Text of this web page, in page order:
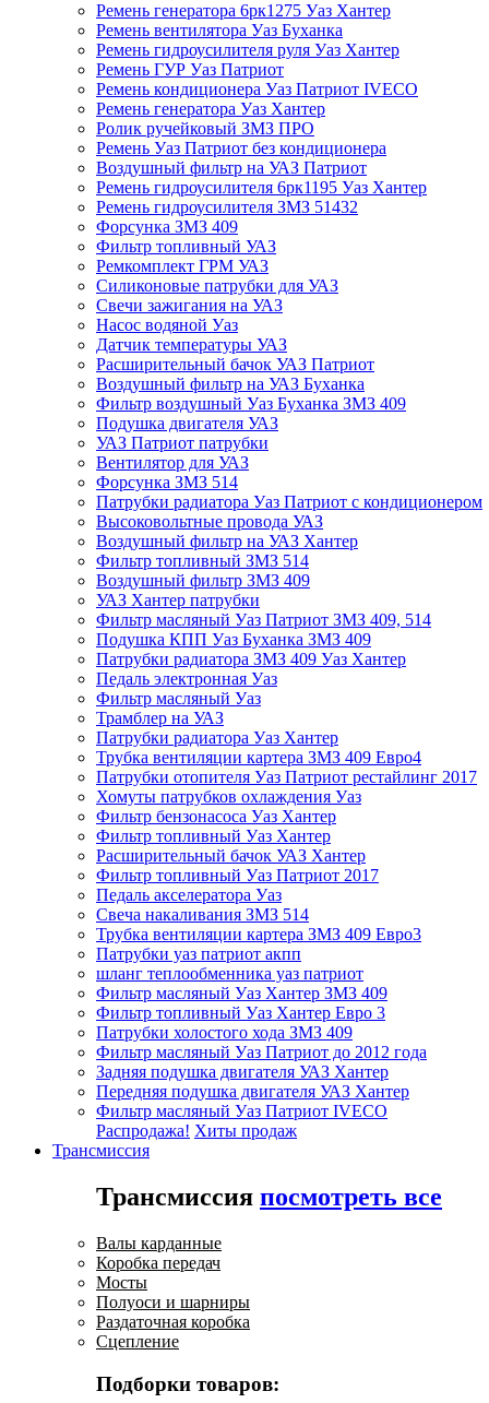
Ремень генератора 6рк1275 Уаз Хантер
Ремень вентилятора Уаз Буханка
Ремень гидроусилителя руля Уаз Хантер
Ремень ГУР Уаз Патриот
Ремень кондиционера Уаз Патриот IVECO
Ремень генератора Уаз Хантер
Ролик ручейковый ЗМЗ ПРО
Ремень Уаз Патриот без кондиционера
Воздушный фильтр на УАЗ Патриот
Ремень гидроусилителя 6рк1195 Уаз Хантер
Ремень гидроусилителя ЗМЗ 51432
Форсунка ЗМЗ 409
Фильтр топливный УАЗ
Ремкомплект ГРМ УАЗ
Силиконовые патрубки для УАЗ
Свечи зажигания на УАЗ
Насос водяной Уаз
Датчик температуры УАЗ
Расширительный бачок УАЗ Патриот
Воздушный фильтр на УАЗ Буханка
Фильтр воздушный Уаз Буханка ЗМЗ 409
Подушка двигателя УАЗ
УАЗ Патриот патрубки
Вентилятор для УАЗ
Форсунка ЗМЗ 514
Патрубки радиатора Уаз Патриот с кондиционером
Высоковольтные провода УАЗ
Воздушный фильтр на УАЗ Хантер
Фильтр топливный ЗМЗ 514
Воздушный фильтр ЗМЗ 409
УАЗ Хантер патрубки
Фильтр масляный Уаз Патриот ЗМЗ 409, 514
Подушка КПП Уаз Буханка ЗМЗ 409
Патрубки радиатора ЗМЗ 409 Уаз Хантер
Педаль электронная Уаз
Фильтр масляный Уаз
Трамблер на УАЗ
Патрубки радиатора Уаз Хантер
Трубка вентиляции картера ЗМЗ 409 Евро4
Патрубки отопителя Уаз Патриот рестайлинг 2017
Хомуты патрубков охлаждения Уаз
Фильтр бензонасоса Уаз Хантер
Фильтр топливный Уаз Хантер
Расширительный бачок УАЗ Хантер
Фильтр топливный Уаз Патриот 2017
Педаль акселератора Уаз
Свеча накаливания ЗМЗ 514
Трубка вентиляции картера ЗМЗ 409 Евро3
Патрубки уаз патриот акпп
шланг теплообменника уаз патриот
Фильтр масляный Уаз Хантер ЗМЗ 409
Фильтр топливный Уаз Хантер Евро 3
Патрубки холостого хода ЗМЗ 409
Фильтр масляный Уаз Патриот до 2012 года
Задняя подушка двигателя УАЗ Хантер
Передняя подушка двигателя УАЗ Хантер
Фильтр масляный Уаз Патриот IVECO
Распродажа! Хиты продаж
Трансмиссия
Трансмиссия посмотреть все
Валы карданные
Коробка передач
Мосты
Полуоси и шарниры
Раздаточная коробка
Сцепление
Подборки товаров: